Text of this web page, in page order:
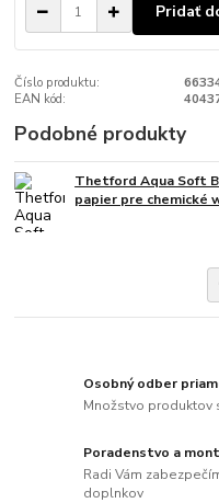
Pridať
Číslo produktu:
EAN kód:
Podobné produkty
Thetford Aqua Soft
papier pre chemické
Osobný odber
Množstvo produktov
Poradenstvo a
Radi Vám
doplnkov